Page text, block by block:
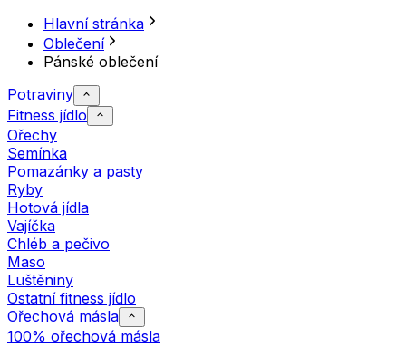
Hlavní stránka
Oblečení
Pánské oblečení
Potraviny
Fitness jídlo
Ořechy
Semínka
Pomazánky a pasty
Ryby
Hotová jídla
Vajíčka
Chléb a pečivo
Maso
Luštěniny
Ostatní fitness jídlo
Ořechová másla
100% ořechová másla